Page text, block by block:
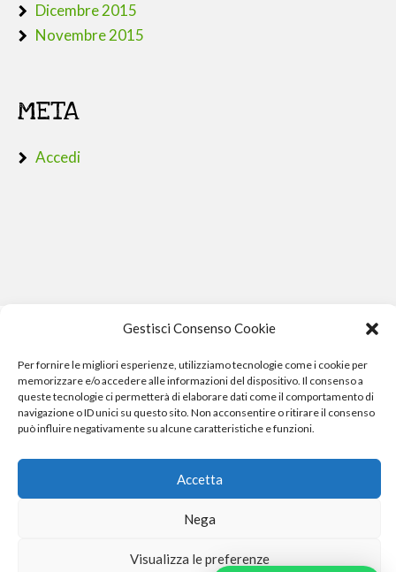
Gestisci Consenso Cookie
Per fornire le migliori esperienze, utilizziamo tecnologie come i cookie per
memorizzare e/o accedere alle informazioni del dispositivo. Il consenso a
queste tecnologie ci permetterà di elaborare dati come il comportamento di
navigazione o ID unici su questo sito. Non acconsentire o ritirare il consenso
può influire negativamente su alcune caratteristiche e funzioni.
Accetta
Nega
Visualizza le preferenze
Dicembre 2015
Novembre 2015
META
Accedi
Phone Crash - riparazione iphone pisa smartphone computer
e gopro
Phone Crash - riparazione iphone pisa smartphone cellulari computer